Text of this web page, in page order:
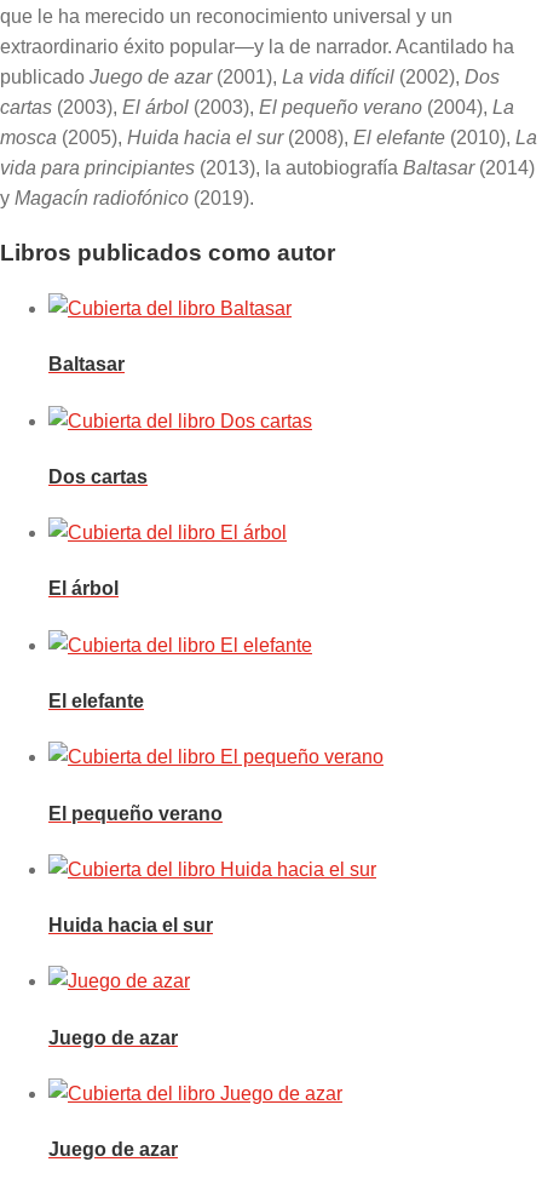
que le ha merecido un reconocimiento universal y un
extraordinario éxito popular—y la de narrador. Acantilado ha
publicado Juego de azar(2001), La vida difícil (2002), Dos
cartas (2003), El árbol (2003), El pequeño verano (2004), La
mosca (2005), Huida hacia el sur (2008), El elefante (2010), La
vida para principiantes (2013), la autobiografía Baltasar (2014)
y Magacín radiofónico (2019).
Libros publicados como autor
Baltasar
Dos cartas
El árbol
El elefante
El pequeño verano
Huida hacia el sur
Juego de azar
Juego de azar